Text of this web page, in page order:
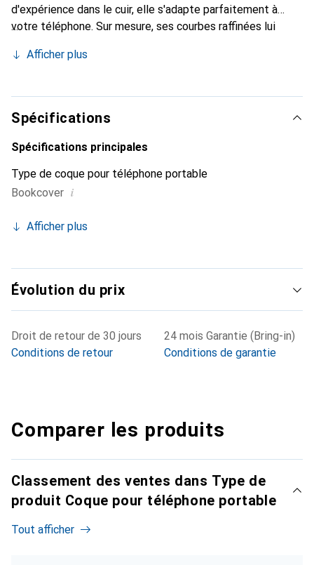
d'expérience dans le cuir, elle s'adapte parfaitement à
votre téléphone. Sur mesure, ses courbes raffinées lui
l'accessoire chic et indispensable pour votre smartphone.
haute qualité, la marque Noreve est un choix fiable pour
une clientèle exigeante.
Afficher plus
Spécifications
Spécifications principales
Type de coque pour téléphone portable
Bookcover i
Afficher plus
Évolution du prix
Droit de retour de 30 jours
Conditions de retour
24 mois Garantie (Bring-in)
Conditions de garantie
Comparer les produits
Classement des ventes dans Type de
produit Coque pour téléphone portable
Tout afficher